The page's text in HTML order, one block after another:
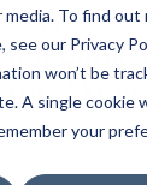
To find out
our Privacy
won’t be
A single cookie
your
AB :
för